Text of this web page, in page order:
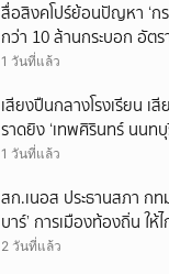
สื่อสิงคโปร์ย้อนปัญหา ‘กร
กว่า 10 ล้านกระบอก อัต
สูงที่สุดในภูมิภาค
1 วันที่แล้ว
เสียงปืนกลางโรงเรียน เ
ราดยิง ‘เทพศิรินทร์ นนทบุ
ศึกษา ครั้งที่ 2 ในรอบปี
1 วันที่แล้ว
สก.เนอส ประธานสภา ก
บาร์’ การเมืองท้องถิ่น ให้
2 วันที่แล้ว